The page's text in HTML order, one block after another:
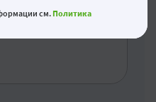
см. Политика